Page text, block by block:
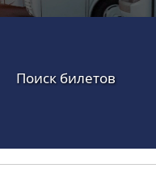
Поиск билетов